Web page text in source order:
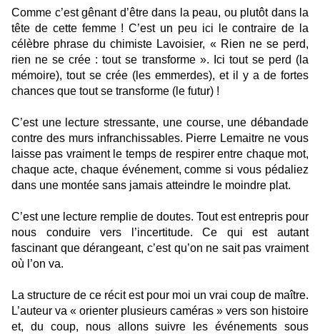
Comme c’est gênant d’être dans la peau, ou plutôt dans la
tête de cette femme ! C’est un peu ici le contraire de la
célèbre phrase du chimiste Lavoisier, « Rien ne se perd,
rien ne se crée : tout se transforme ». Ici tout se perd (la
mémoire), tout se crée (les emmerdes), et il y a de fortes
chances que tout se transforme (le futur) !
C’est une lecture stressante, une course, une débandade
contre des murs infranchissables. Pierre Lemaitre ne vous
laisse pas vraiment le temps de respirer entre chaque mot,
chaque acte, chaque événement, comme si vous pédaliez
dans une montée sans jamais atteindre le moindre plat.
C’est une lecture remplie de doutes. Tout est entrepris pour
nous conduire vers l’incertitude. Ce qui est autant
fascinant que dérangeant, c’est qu’on ne sait pas vraiment
où l’on va.
La structure de ce récit est pour moi un vrai coup de maître.
L’auteur va « orienter plusieurs caméras » vers son histoire
et, du coup, nous allons suivre les événements sous